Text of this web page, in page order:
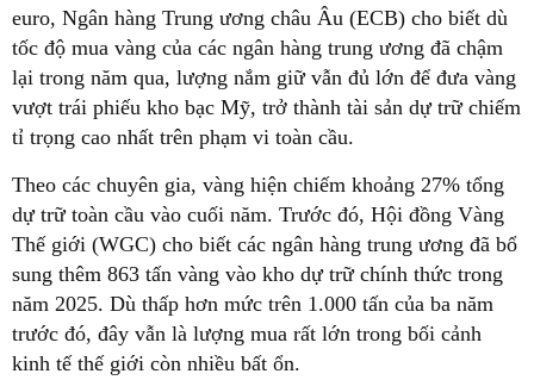
euro, Ngân hàng Trung ương châu Âu (ECB) cho biết dù
tốc độ mua vàng của các ngân hàng trung ương đã chậm
lại trong năm qua, lượng nắm giữ vẫn đủ lớn để đưa vàng
vượt trái phiếu kho bạc Mỹ, trở thành tài sản dự trữ chiếm
tỉ trọng cao nhất trên phạm vi toàn cầu.
Theo các chuyên gia, vàng hiện chiếm khoảng 27% tổng
dự trữ toàn cầu vào cuối năm. Trước đó, Hội đồng Vàng
Thế giới (WGC) cho biết các ngân hàng trung ương đã bổ
sung thêm 863 tấn vàng vào kho dự trữ chính thức trong
năm 2025. Dù thấp hơn mức trên 1.000 tấn của ba năm
trước đó, đây vẫn là lượng mua rất lớn trong bối cảnh
kinh tế thế giới còn nhiều bất ổn.